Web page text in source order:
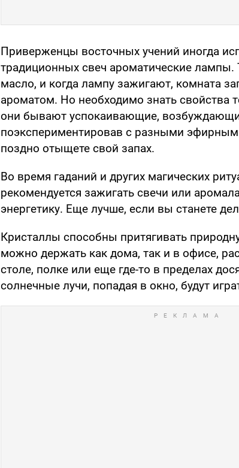
Приверженцы восточных учений иногда
традиционных свеч ароматические лампы.
масло, и когда лампу зажигают, комната
ароматом. Но необходимо знать свойства
они бывают успокаивающие,
поэкспериментировав с разными
поздно отыщете свой запах.
Во время гаданий и других магических
рекомендуется зажигать свечи или
энергетику. Еще лучше, если вы станете
Кристаллы способны притягивать
можно держать как дома, так и в офисе,
столе, полке или еще где-то в пределах
солнечные лучи, попадая в окно, будут